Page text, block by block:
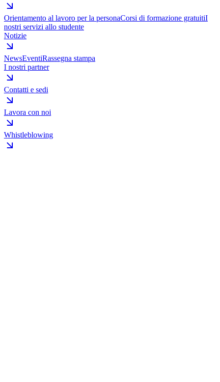
Orientamento al lavoro per la personaCorsi di formazione gratuitiI
nostri servizi allo studente
Notizie
NewsEventiRassegna stampa
I nostri partner
Contatti e sedi
Lavora con noi
Whistleblowing